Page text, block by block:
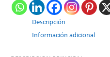
Descripción
Información adicional